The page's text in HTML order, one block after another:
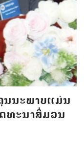
ນນະພາບແມ່ນ
ທະນາສື່ມວນ